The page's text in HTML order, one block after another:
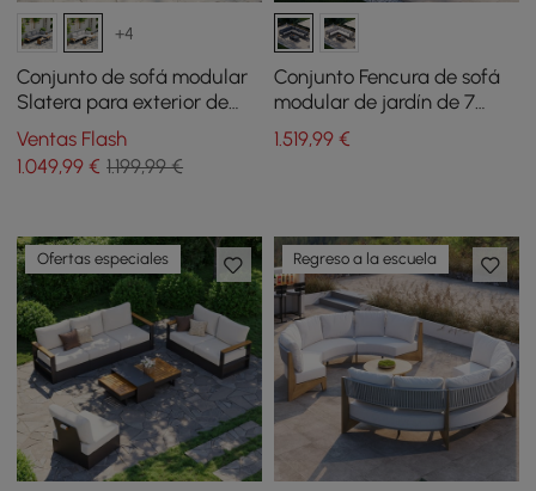
+4
Conjunto de sofá modular
Slatera para exterior de
acacia y aluminio en gris
claro
Ventas Flash
1.049,99 € 1.199,99 €
Conjunto Fencura de sofá
modular de jardín de 7
piezas de aluminio y
cuerda tejida en gris
1.519,99€
Ofertas especiales Regreso a la escuela